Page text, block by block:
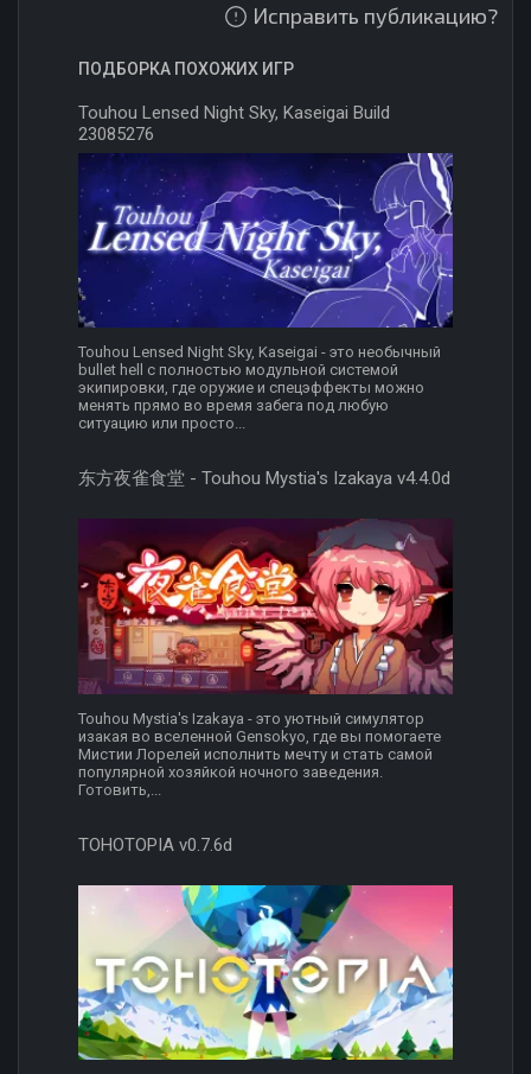
Исправить публикацию?
ПОДБОРКА ПОХОЖИХ ИГР
Touhou Lensed Night Sky, Kaseigai Build
23085276
Touhou Lensed Night Sky, Kaseigai - это необычный
bullet hell с полностью модульной системой
экипировки, где оружие и спецэффекты можно
менять прямо во время забега под любую
ситуацию или просто...
东方夜雀食堂 - Touhou Mystia's Izakaya v4.4.0d
Touhou Mystia's Izakaya - это уютный симулятор
изакая во вселенной Gensokyo, где вы помогаете
Мистии Лорелей исполнить мечту и стать самой
популярной хозяйкой ночного заведения.
Готовить,...
TOHOTOPIA v0.7.6d